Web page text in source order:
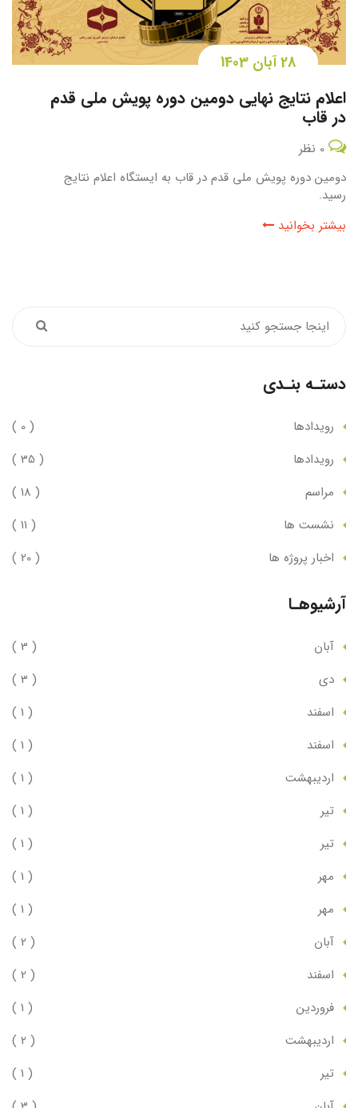
28 آبان 1403
اعلام نتایج نهایی دومین دوره پویش ملی قدم
در قاب
0 نظر
دومین دوره پویش ملی قدم در قاب به ایستگاه اعلام نتایج
رسید.
بیشتر بخوانید
دستـه بنـدی
رویدادها
( 0 )
رویدادها
( 35 )
مراسم
( 18 )
نشست ها
( 11 )
اخبار پروژه ها
( 20 )
آرشیوهـا
آبان
( 3 )
دي
( 3 )
اسفند
( 1 )
اسفند
( 1 )
ارديبهشت
( 1 )
تير
( 1 )
تير
( 1 )
مهر
( 1 )
مهر
( 1 )
آبان
( 2 )
اسفند
( 2 )
فروردين
( 1 )
ارديبهشت
( 2 )
تير
( 1 )